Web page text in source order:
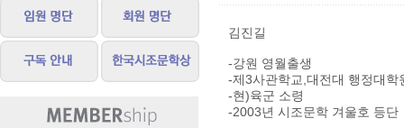
김진길
-강원 영월출생
-제3사관학교,대전대 행정대학
-현)육군 소령
-2003년 시조문학 겨울호 등단